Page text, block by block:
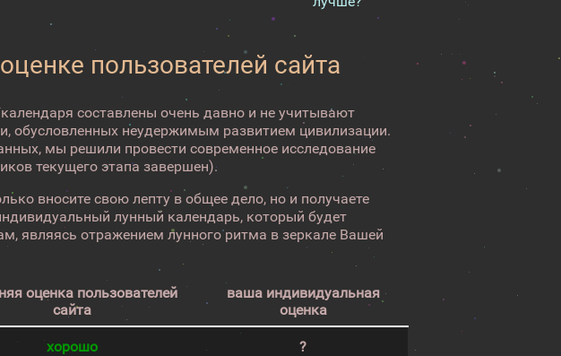
пользователей сайта
составлены очень давно и не учитывают
обусловленных неудержимым развитием цивилизации.
мы решили провести современное исследование
текущего этапа завершен).
вносите свою лепту в общее дело, но и получаете
лунный календарь, который будет
являясь отражением лунного ритма в зеркале Вашей
оценка пользователей
сайта
ваша индивидуальная
оценка
хорошо ?